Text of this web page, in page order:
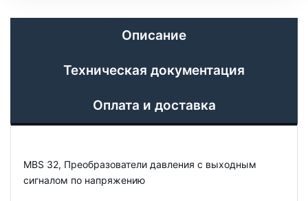
Описание
Техническая документация
Оплата и доставка
MBS 32, Преобразователи давления с выходным
сигналом по напряжению